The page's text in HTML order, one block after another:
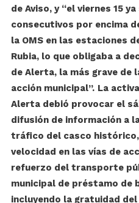
de Aviso, y “el viernes 15
consecutivos por encima
la OMS en las estaciones
Rubia, lo que obligaba a
de Alerta, la más grave de
acción municipal”. La
Alerta debió provocar el
difusión de información a
tráfico del casco
velocidad en las vías de
refuerzo del transporte
municipal de préstamo de
incluyendo la gratuidad